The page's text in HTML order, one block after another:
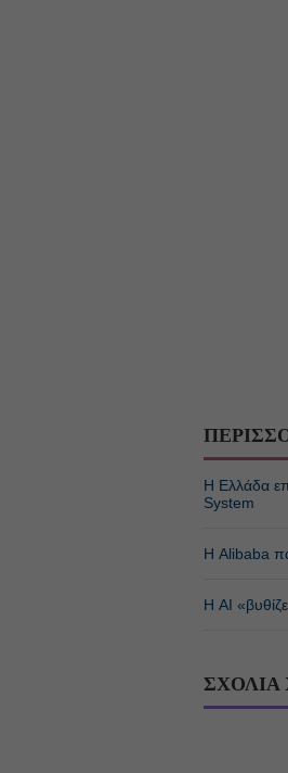
Η Ελλάδα
System
Η Alibaba
Η AI
ΣΧΟΛΙΑ